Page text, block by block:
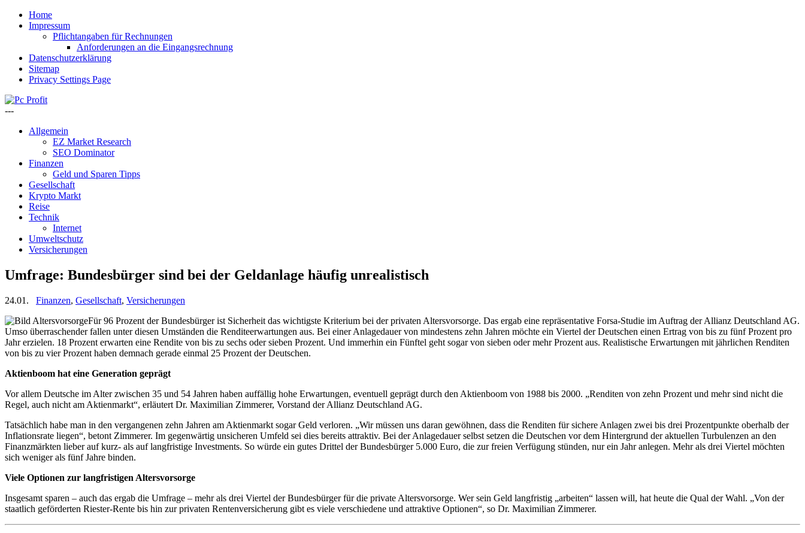
Home
Impressum
Pflichtangaben für Rechnungen
Anforderungen an die Eingangsrechnung
Datenschutzerklärung
Sitemap
Privacy Settings Page
---
Allgemein
EZ Market Research
SEO Dominator
Finanzen
Geld und Sparen Tipps
Gesellschaft
Krypto Markt
Reise
Technik
Internet
Umweltschutz
Versicherungen
Umfrage: Bundesbürger sind bei der Geldanlage häufig unrealistisch
24.01. Finanzen, Gesellschaft, Versicherungen
Für 96 Prozent der Bundesbürger ist Sicherheit das wichtigste Kriterium bei der privaten Altersvorsorge. Das ergab eine repräsentative Forsa-Studie im Auftrag der Allianz Deutschland AG.
Umso überraschender fallen unter diesen Umständen die Renditeerwartungen aus. Bei einer Anlagedauer von mindestens zehn Jahren möchte ein Viertel der Deutschen einen Ertrag von bis zu fünf Prozent pro
Jahr erzielen. 18 Prozent erwarten eine Rendite von bis zu sechs oder sieben Prozent. Und immerhin ein Fünftel geht sogar von sieben oder mehr Prozent aus. Realistische Erwartungen mit jährlichen Renditen
von bis zu vier Prozent haben demnach gerade einmal 25 Prozent der Deutschen.
Aktienboom hat eine Generation geprägt
Vor allem Deutsche im Alter zwischen 35 und 54 Jahren haben auffällig hohe Erwartungen, eventuell geprägt durch den Aktienboom von 1988 bis 2000. „Renditen von zehn Prozent und mehr sind nicht die
Regel, auch nicht am Aktienmarkt“, erläutert Dr. Maximilian Zimmerer, Vorstand der Allianz Deutschland AG.
Tatsächlich habe man in den vergangenen zehn Jahren am Aktienmarkt sogar Geld verloren. „Wir müssen uns daran gewöhnen, dass die Renditen für sichere Anlagen zwei bis drei Prozentpunkte oberhalb der
Inflationsrate liegen“, betont Zimmerer. Im gegenwärtig unsicheren Umfeld sei dies bereits attraktiv. Bei der Anlagedauer selbst setzen die Deutschen vor dem Hintergrund der aktuellen Turbulenzen an den
Finanzmärkten lieber auf kurz- als auf langfristige Investments. So würde ein gutes Drittel der Bundesbürger 5.000 Euro, die zur freien Verfügung stünden, nur ein Jahr anlegen. Mehr als drei Viertel möchten
sich weniger als fünf Jahre binden.
Viele Optionen zur langfristigen Altersvorsorge
Insgesamt sparen – auch das ergab die Umfrage – mehr als drei Viertel der Bundesbürger für die private Altersvorsorge. Wer sein Geld langfristig „arbeiten“ lassen will, hat heute die Qual der Wahl. „Von der
staatlich geförderten Riester-Rente bis hin zur privaten Rentenversicherung gibt es viele verschiedene und attraktive Optionen“, so Dr. Maximilian Zimmerer.